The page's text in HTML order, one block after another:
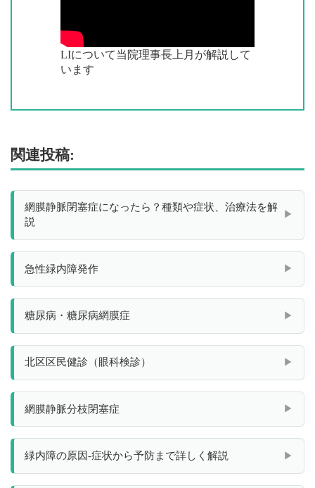
LIについて当院理事長上月が解説して
います
関連投稿:
網膜静脈閉塞症になったら？種類や症状、治療法を解
説
急性緑内障発作
糖尿病・糖尿病網膜症
北区区民健診（眼科検診）
網膜静脈分枝閉塞症
緑内障の原因-症状から予防まで詳しく解説